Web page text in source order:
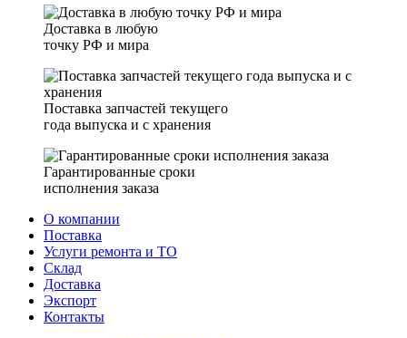
Доставка в любую
точку РФ и мира
Поставка запчастей текущего
года выпуска и с хранения
Гарантированные сроки
исполнения заказа
О компании
Поставка
Услуги ремонта и ТО
Склад
Доставка
Экспорт
Контакты